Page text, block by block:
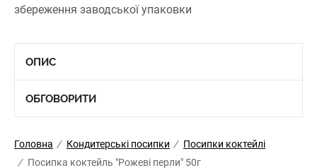
збереження заводської упаковки
ОПИС
ОБГОВОРИТИ
Головна / Кондитерські посипки / Посипки коктейлі
/ Посипка коктейль "Рожеві перли" 50г